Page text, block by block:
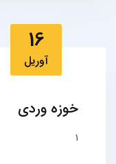
16
آوریل
خوزه وردی
1